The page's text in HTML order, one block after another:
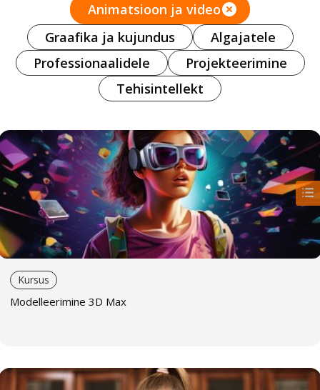
Animatsioon ja video
Graafika ja kujundus
Algajatele
Professionaalidele
Projekteerimine
Tehisintellekt
Kursus
Modelleerimine 3D Max